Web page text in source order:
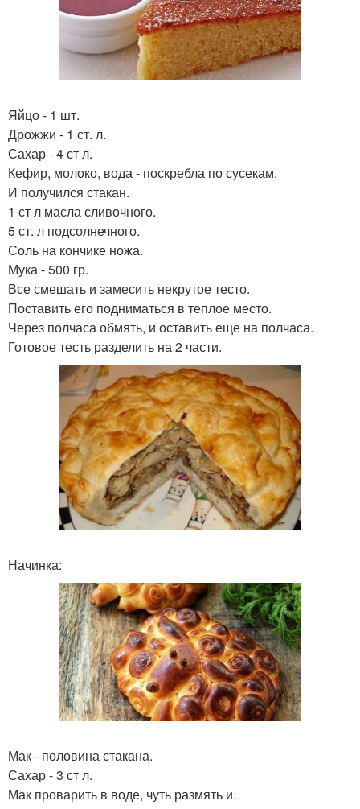
Яйцо - 1 шт.
Дрожжи - 1 ст. л.
Сахар - 4 ст л.
Кефир, молоко, вода - поскребла по сусекам.
И получился стакан.
1 ст л масла сливочного.
5 ст. л подсолнечного.
Соль на кончике ножа.
Мука - 500 гр.
Все смешать и замесить некрутое тесто.
Поставить его подниматься в теплое место.
Через полчаса обмять, и оставить еще на полчаса.
Готовое тесть разделить на 2 части.
Начинка:
Мак - половина стакана.
Сахар - 3 ст л.
Мак проварить в воде, чуть размять и.